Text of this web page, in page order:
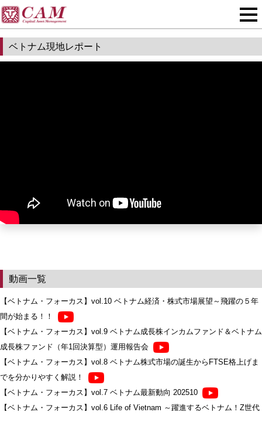
ベトナム現地レポート
動画一覧
【ベトナム・フォーカス】vol.10 ベトナム経済・株式市場展望～飛躍の５年
間が始まる！！
【ベトナム・フォーカス】vol.9 ベトナム成長株インカムファンド＆ベトナム
成長株ファンド（年1回決算型）運用報告会
【ベトナム・フォーカス】vol.8 ベトナム株式市場の誕生からFTSE格上げま
でを分かりやすく解説！
【ベトナム・フォーカス】vol.7 ベトナム最新動向 202510
【ベトナム・フォーカス】vol.6 Life of Vietnam ～躍進するベトナム！Z世代